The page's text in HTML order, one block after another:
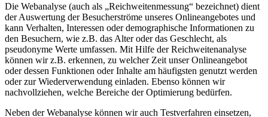
Die Webanalyse (auch als „Reichweitenmessung“ bezeichnet) dient
der Auswertung der Besucherströme unseres Onlineangebotes und
kann Verhalten, Interessen oder demographische Informationen zu
den Besuchern, wie z.B. das Alter oder das Geschlecht, als
pseudonyme Werte umfassen. Mit Hilfe der Reichweitenanalyse
können wir z.B. erkennen, zu welcher Zeit unser Onlineangebot
oder dessen Funktionen oder Inhalte am häufigsten genutzt werden
oder zur Wiederverwendung einladen. Ebenso können wir
nachvollziehen, welche Bereiche der Optimierung bedürfen.
Neben der Webanalyse können wir auch Testverfahren einsetzen,